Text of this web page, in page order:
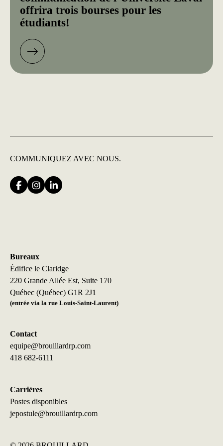
offrira trois bourses pour les
étudiants!
COMMUNIQUEZ AVEC NOUS.
Bureaux
Édifice le Claridge
220 Grande Allée Est, Suite 170
Québec (Québec) G1R 2J1
(entrée via la rue Louis-Saint-Laurent)
Contact
equipe@brouillardrp.com
418 682-6111
Carrières
Postes disponibles
jepostule@brouillardrp.com